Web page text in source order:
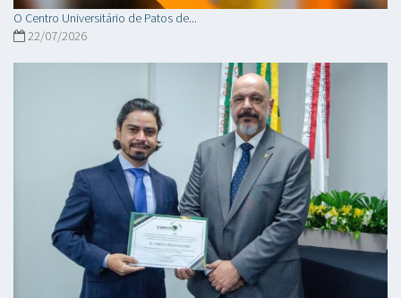
O Centro Universitário de Patos de...
22/07/2026